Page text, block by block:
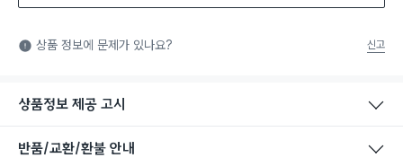
상품 정보에 문제가 있나요? 신고
상품정보 제공 고시
반품/교환/환불 안내